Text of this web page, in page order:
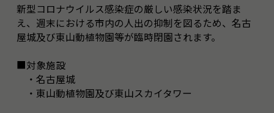
新型コロナウイルス感染症の厳しい感染状況を踏ま
え、週末における市内の人出の抑制を図るため、名古
屋城及び東山動植物園等が臨時閉園されます。
■対象施設
・名古屋城
・東山動植物園及び東山スカイタワー